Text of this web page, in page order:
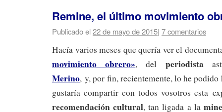
Remine, el último movimiento
Publicado el22 de mayo de 2015| 7 comentarios
Hacía varios meses que quería ver el
movimiento obrero», del periodista
Merino, y, por fin, recientemente, lo he podido
gustaría compartir con todos vosotros esta
recomendación cultural, tan ligada a la